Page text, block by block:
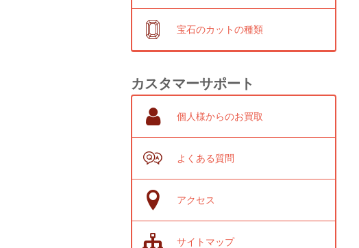
宝石のカットの種類
カスタマーサポート
個人様からのお買取
よくある質問
アクセス
サイトマップ